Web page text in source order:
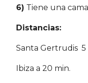
6) Tiene una
Distancias:
Santa Gertrudis 5
Ibiza a 20 min.